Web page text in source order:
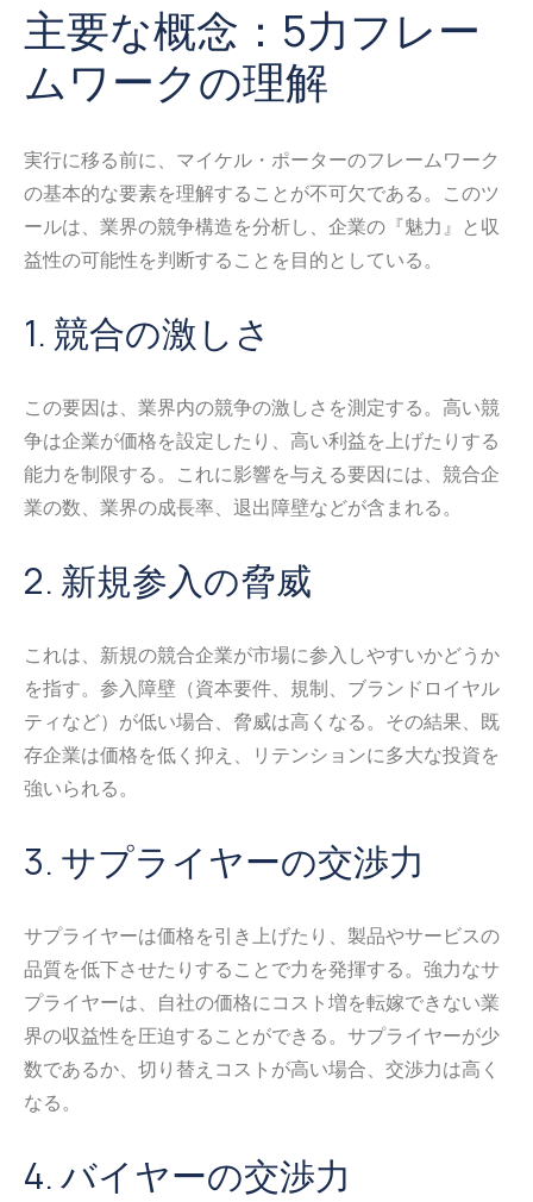
主要な概念：5力フレー
ムワークの理解
実行に移る前に、マイケル・ポーターのフレームワーク
の基本的な要素を理解することが不可欠である。このツ
ールは、業界の競争構造を分析し、企業の『魅力』と収
益性の可能性を判断することを目的としている。
1. 競合の激しさ
この要因は、業界内の競争の激しさを測定する。高い競
争は企業が価格を設定したり、高い利益を上げたりする
能力を制限する。これに影響を与える要因には、競合企
業の数、業界の成長率、退出障壁などが含まれる。
2. 新規参入の脅威
これは、新規の競合企業が市場に参入しやすいかどうか
を指す。参入障壁（資本要件、規制、ブランドロイヤル
ティなど）が低い場合、脅威は高くなる。その結果、既
存企業は価格を低く抑え、リテンションに多大な投資を
強いられる。
3. サプライヤーの交渉力
サプライヤーは価格を引き上げたり、製品やサービスの
品質を低下させたりすることで力を発揮する。強力なサ
プライヤーは、自社の価格にコスト増を転嫁できない業
界の収益性を圧迫することができる。サプライヤーが少
数であるか、切り替えコストが高い場合、交渉力は高く
なる。
4. バイヤーの交渉力